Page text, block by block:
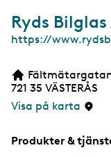
Ryds Bilglas
W
https://
721 35 VÄSTERÅS
Visa på karta
Produkter &